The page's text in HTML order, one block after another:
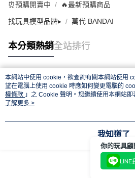
⏰預購開賣中 🔥最新預購商品
找玩具模型品牌▸ 萬代 BANDAI
本分類熱銷全站排行
熱門標籤
本網站中使用 cookie，欲查詢有關本網站使用
望在電腦上使用 cookie 時應如何變更電腦的
權條款 」之 Cookie 聲明。您繼續使用本網站
用條款之 Cookie 聲明使用 cookie。
了解更多 >
我知道了
你的玩具
LINE